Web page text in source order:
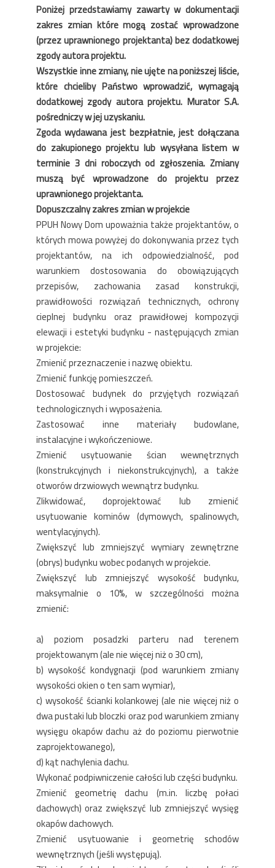
Poniżej przedstawiamy zawarty w dokumentacji
zakres zmian które mogą zostać wprowadzone
(przez uprawnionego projektanta) bez dodatkowej
zgody autora projektu.
Wszystkie inne zmiany, nie ujęte na poniższej liście,
które chcieliby Państwo wprowadzić, wymagają
dodatkowej zgody autora projektu. Murator S.A.
pośredniczy w jej uzyskaniu.
Zgoda wydawana jest bezpłatnie, jest dołączana
do zakupionego projektu lub wysyłana listem w
terminie 3 dni roboczych od zgłoszenia. Zmiany
muszą być wprowadzone do projektu przez
uprawnionego projektanta.
Dopuszczalny zakres zmian w projekcie
PPUH Nowy Dom upoważnia także projektantów, o
których mowa powyżej do dokonywania przez tych
projektantów, na ich odpowiedzialność, pod
warunkiem dostosowania do obowiązujących
przepisów, zachowania zasad konstrukcji,
prawidłowości rozwiązań technicznych, ochrony
cieplnej budynku oraz prawidłowej kompozycji
elewacji i estetyki budynku - następujących zmian
w projekcie:
Zmienić przeznaczenie i nazwę obiektu.
Zmienić funkcję pomieszczeń.
Dostosować budynek do przyjętych rozwiązań
technologicznych i wyposażenia.
Zastosować inne materiały budowlane,
instalacyjne i wykończeniowe.
Zmienić usytuowanie ścian wewnętrznych
(konstrukcyjnych i niekonstrukcyjnych), a także
otworów drzwiowych wewnątrz budynku.
Zlikwidować, doprojektować lub zmienić
usytuowanie kominów (dymowych, spalinowych,
wentylacyjnych).
Zwiększyć lub zmniejszyć wymiary zewnętrzne
(obrys) budynku wobec podanych w projekcie.
Zwiększyć lub zmniejszyć wysokość budynku,
maksymalnie o 10%, w szczególności można
zmienić:
a) poziom posadzki parteru nad terenem
projektowanym (ale nie więcej niż o 30 cm),
b) wysokość kondygnacji (pod warunkiem zmiany
wysokości okien o ten sam wymiar),
c) wysokość ścianki kolankowej (ale nie więcej niż o
dwa pustaki lub bloczki oraz pod warunkiem zmiany
wysięgu okapów dachu aż do poziomu pierwotnie
zaprojektowanego),
d) kąt nachylenia dachu.
Wykonać podpiwniczenie całości lub części budynku.
Zmienić geometrię dachu (m.in. liczbę połaci
dachowych) oraz zwiększyć lub zmniejszyć wysięg
okapów dachowych.
Zmienić usytuowanie i geometrię schodów
wewnętrznych (jeśli występują).